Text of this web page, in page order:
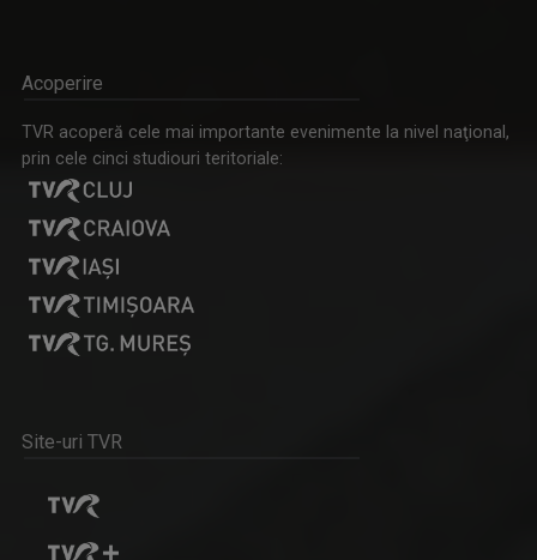
SATUL MEU
Un răgaz în care se vorbeşte despre magia ...
Primul interviu l-a luat când avea doar 11 ani ...
VLAD LUCIAN ARHIRE
Acoperire
TVR acoperă cele mai importante evenimente la nivel naţional,
prin cele cinci studiouri teritoriale:
Site-uri TVR